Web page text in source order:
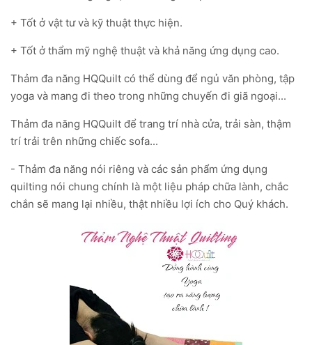
+ Tốt ở vật tư và kỹ thuật thực hiện.
+ Tốt ở thẩm mỹ nghệ thuật và khả năng ứng dụng cao.
Thảm đa năng HQQuilt có thể dùng để ngủ văn phòng, tập
yoga và mang đi theo trong những chuyến đi giã ngoại...
Thảm đa năng HQQuilt để trang trí nhà cửa, trải sàn, thậm
trí trải trên những chiếc sofa...
- Thảm đa năng nói riêng và các sản phẩm ứng dụng
quilting nói chung chính là một liệu pháp chữa lành, chắc
chắn sẽ mang lại nhiều, thật nhiều lợi ích cho Quý khách.